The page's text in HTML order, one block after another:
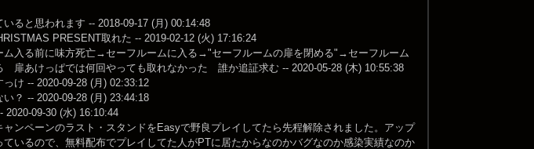
ると思われます -- 2018-09-17 (月) 00:14:48
PRESENT取れた -- 2019-02-12 (火) 17:16:24
ム入る前に味方死亡→セーフルームに入る→"セーフルームの扉を閉める"→セーフルーム
あけっぱでは何回やっても取れなかった 誰か追証求む -- 2020-05-28 (木) 10:55:38
け -- 2020-09-28 (月) 02:33:12
？ -- 2020-09-28 (月) 23:44:18
2020-09-30 (水) 16:10:44
ンペーンのラスト・スタンドをEasyで野良プレイしてたら先程解除されました。アップ
いるので、無料配布でプレイしてた人がPTに居たからなのかバグなのか感染実績なのか